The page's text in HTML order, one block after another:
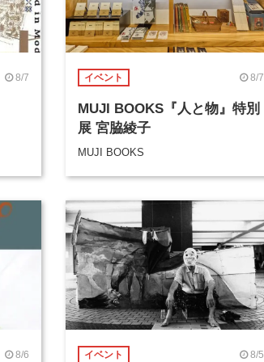
8/7 イベント 8/7
MUJI BOOKS『人と物』特別
展 宮脇綾子
MUJI BOOKS
8/6 イベント 8/5